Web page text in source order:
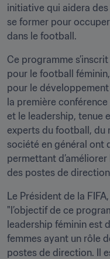
initiative qui aidera
se former pour
dans le football.
Ce programme
pour le football
pour le
la première
et le leadership, tenue
experts du football, du
société en général ont
permettant
des postes de
Le Président de la
"l’objectif de ce
leadership féminin est
femmes ayant un rôle
postes de direction. Il